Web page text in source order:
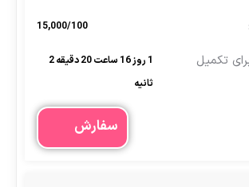
15,000/100
1 روز 16 ساعت 20 دقیقه 2
ثانیه
سفارش